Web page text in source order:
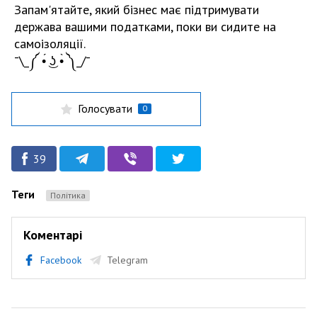
Запам'ятайте, який бізнес має підтримувати
держава вашими податками, поки ви сидите на
самоізоляції.
¯\_༼ •́ ͜ʖ •̀ ༽_/¯
Голосувати 0
39
Теги Політика
Коментарі
Facebook Telegram